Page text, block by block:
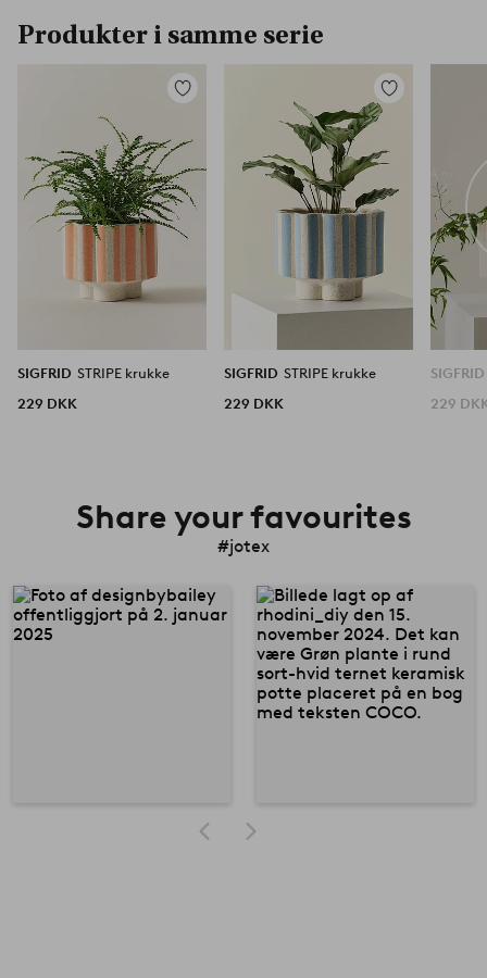
Produkter i samme serie
Tilføj
SIGFRID STRIPE krukke
229 DKK
Tilføj
til
favoritter
SIGFRID STRIPE krukke
229 DKK
229
Share your favourites
#jotex